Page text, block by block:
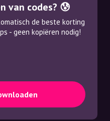
van codes? 😰
de beste korting
- geen kopiëren nodig!